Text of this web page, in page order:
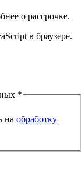
о рассрочке.
в браузере.
*
на обработку